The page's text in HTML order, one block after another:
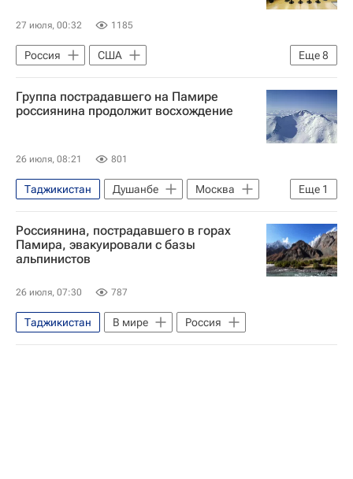
27 июля, 00:32 1185
Еще8
Россия
США
Луганская Народная Республика
Вячеслав Володин
Владимир Путин
ЛДПР
Почта России
Группа пострадавшего на Памире
россиянина продолжит восхождение
26 июля, 08:21 801
Еще 1
Таджикистан Душанбе
Москва
Россия
Россиянина, пострадавшего в горах
Памира, эвакуировали с базы
альпинистов
26 июля, 07:30 787
Таджикистан В мире Россия